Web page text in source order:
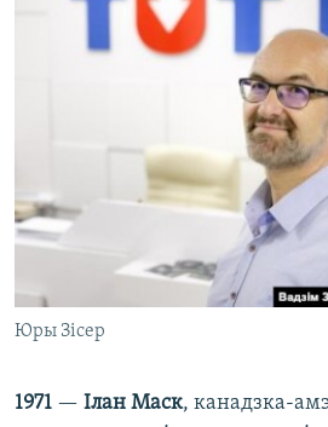
Юры Зісер
1971 — Ілан Маск, канадзка-